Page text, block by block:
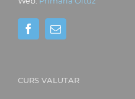
CURS VALUTAR